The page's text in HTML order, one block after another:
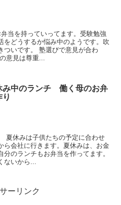
当を持っていってます。受験勉強
をどうするか悩み中のようです。吹
ついです。 塾選びで意見が合わ
意見は尊重...
み中のランチ 働く母のお弁
り
夏休みは子供たちの予定に合わせ
ら会社に行きます。夏休みは、お金
のランチもお弁当を作ってます。
ないから...
ーリンク